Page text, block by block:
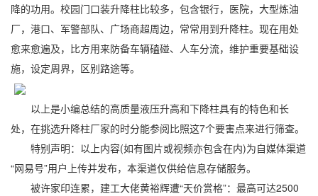
降的功用。校园门口装升降柱比较多，包含银行，医院，大型炼油
厂，港口、军警部队、广场商超周边，常常用到升降柱。现在用处
愈来愈遍及，比方用来防备车辆磕碰、人车分流，维护重要基础设
施，设定周界，区别路途等。
以上是小编总结的高质量液压升高和下降柱具有的特色和长
处，在挑选升降柱厂家的时分能参阅比照这7个要害点来进行筛查。
特别声明：以上内容(如有图片或视频亦包含在内)为自媒体渠道
“网易号”用户上传并发布，本渠道仅供给信息存储服务。
被许家印连累，建工大佬黄裕辉遭“天价赏格”：最高可达2500